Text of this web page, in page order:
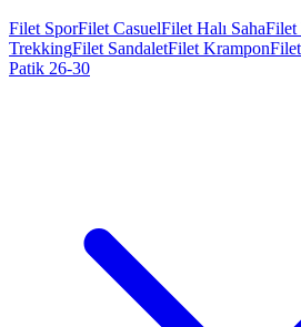
Filet SporFilet CasuelFilet Halı SahaFilet
TrekkingFilet SandaletFilet Krampon
Patik 26-30